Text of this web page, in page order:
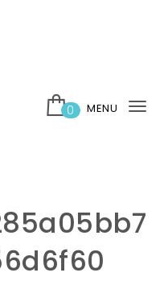
0 MENU